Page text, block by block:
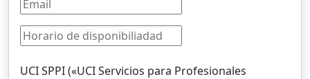
UCI SPPI («UCI Servicios para Profesionales